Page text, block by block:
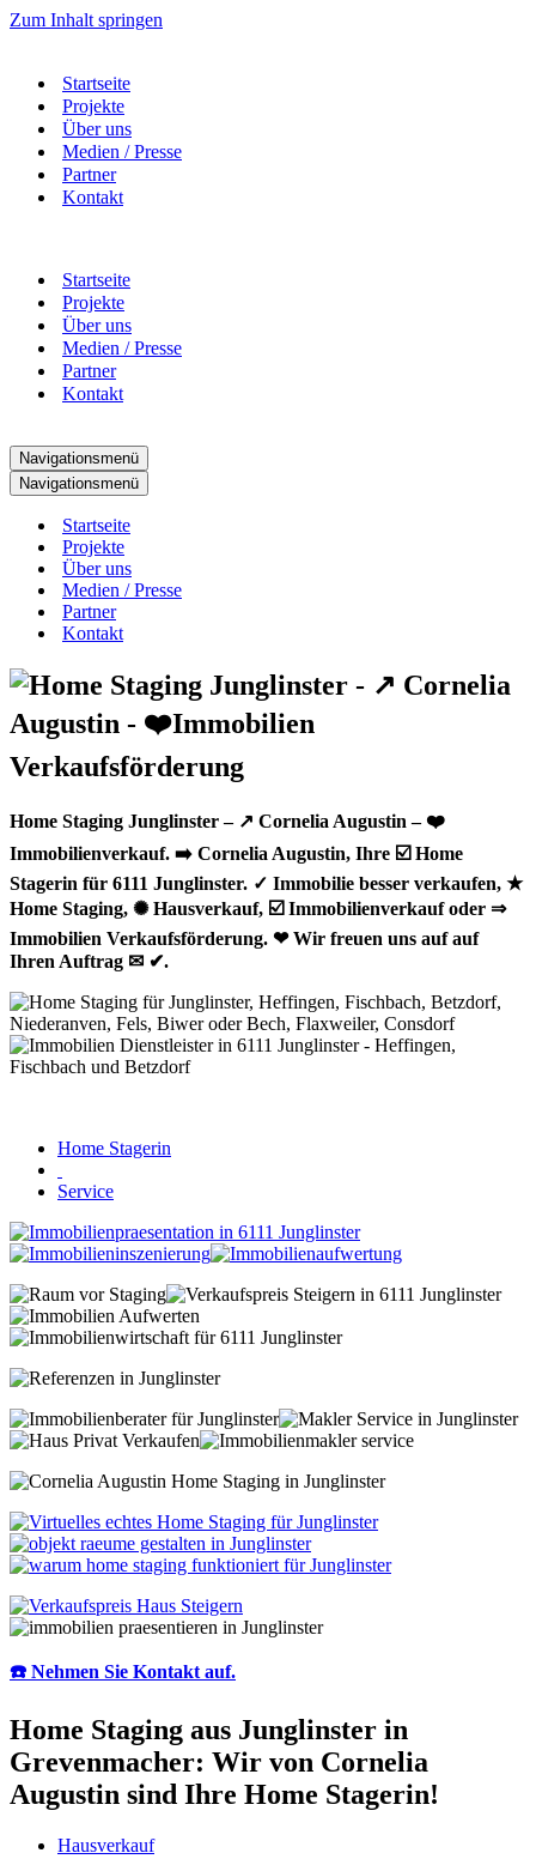
Zum Inhalt springen
Startseite
Projekte
Über uns
Medien / Presse
Partner
Kontakt
Startseite
Projekte
Über uns
Medien / Presse
Partner
Kontakt
Navigationsmenü
Navigationsmenü
Startseite
Projekte
Über uns
Medien / Presse
Partner
Kontakt
Home Staging Junglinster – ↗️ Cornelia Augustin – ❤️
Immobilienverkauf. ➡️ Cornelia Augustin, Ihre ☑️ Home
Stagerin für 6111 Junglinster. ✓ Immobilie besser verkaufen, ★
Home Staging, ✺ Hausverkauf, ☑️ Immobilienverkauf oder ⇒
Immobilien Verkaufsförderung. ❤ Wir freuen uns auf auf
Ihren Auftrag ✉ ✔.
Home Stagerin
Service
☎️ Nehmen Sie Kontakt auf.
Home Staging aus Junglinster in
Grevenmacher: Wir von Cornelia
Augustin sind Ihre Home Stagerin!
Hausverkauf